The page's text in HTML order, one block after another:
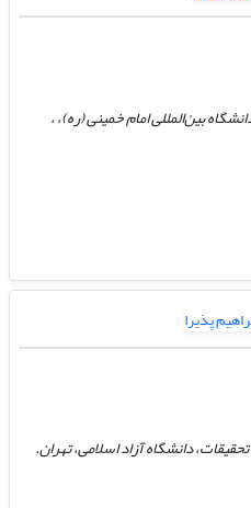
بین‌المللی امام خمینی (ره)، ،
دانشگاه آزاد اسلامی، تهران.